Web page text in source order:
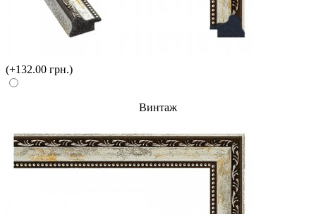
(+132.00 грн.)
Винтаж